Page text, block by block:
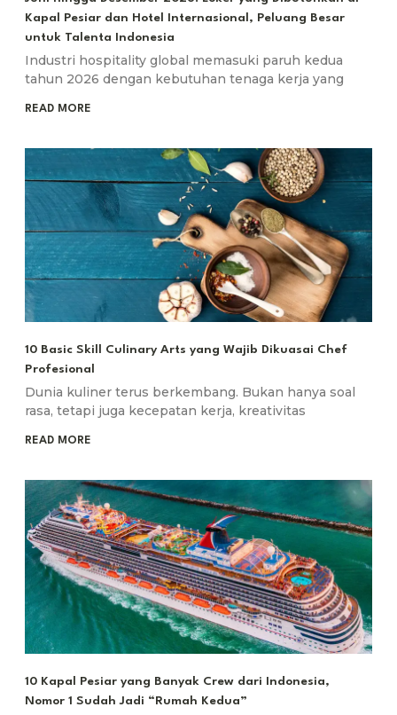
Kapal Pesiar dan Hotel Internasional, Peluang Besar
untuk Talenta Indonesia
Industri hospitality global memasuki paruh kedua
tahun 2026 dengan kebutuhan tenaga kerja yang
READ MORE
10 Basic Skill Culinary Arts yang Wajib Dikuasai Chef
Profesional
Dunia kuliner terus berkembang. Bukan hanya soal
rasa, tetapi juga kecepatan kerja, kreativitas
READ MORE
10 Kapal Pesiar yang Banyak Crew dari Indonesia,
Nomor 1 Sudah Jadi “Rumah Kedua”